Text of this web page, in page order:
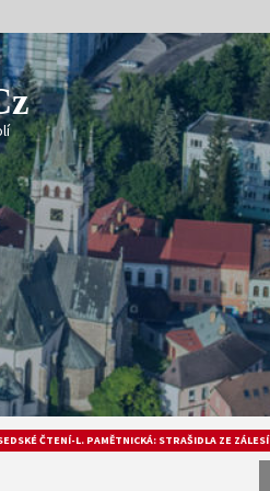
ČTENÍ-L. PAMĚTNICKÁ: STRAŠIDLA ZE ZÁLESÍ